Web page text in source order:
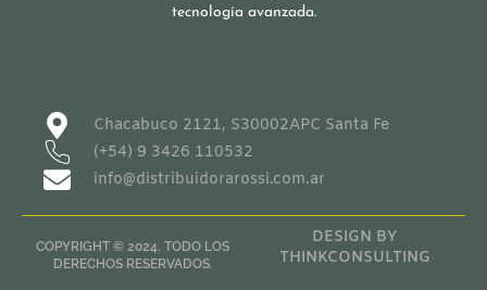
tecnología avanzada.
Chacabuco 2121, S30002APC Santa Fe
(+54) 9 3426 110532
info@distribuidorarossi.com.ar
COPYRIGHT © 2024. TODO LOS
DERECHOS RESERVADOS.
DESIGN BY
THINKCONSULTING